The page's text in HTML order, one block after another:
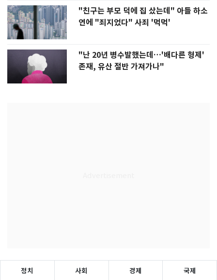
"친구는 부모 덕에 집 샀는데" 아들 하소
연에 "죄지었다" 사죄 '먹먹'
"난 20년 병수발했는데…'배다른 형제'
존재, 유산 절반 가져가나"
정치 사회 경제 국제